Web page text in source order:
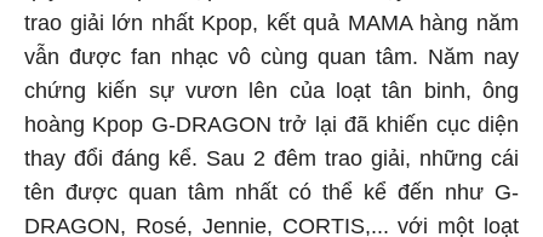
trao giải lớn nhất Kpop, kết quả MAMA hàng năm
vẫn được fan nhạc vô cùng quan tâm. Năm nay
chứng kiến sự vươn lên của loạt tân binh, ông
hoàng Kpop G-DRAGON trở lại đã khiến cục diện
thay đổi đáng kể. Sau 2 đêm trao giải, những cái
tên được quan tâm nhất có thể kể đến như G-
DRAGON, Rosé, Jennie, CORTIS,... với một loạt